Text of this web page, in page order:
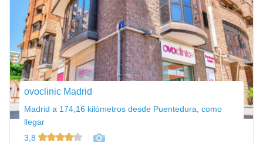
ovoclinic Madrid
Madrid a 174,16 kilómetros desde Puentedura, como
llegar
3,8